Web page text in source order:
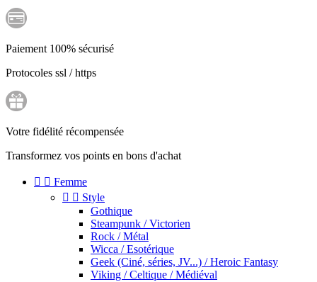
Paiement 100% sécurisé
Protocoles ssl / https
Votre fidélité récompensée
Transformez vos points en bons d'achat
  Femme
  Style
Gothique
Steampunk / Victorien
Rock / Métal
Wicca / Esotérique
Geek (Ciné, séries, JV...) / Heroic Fantasy
Viking / Celtique / Médiéval